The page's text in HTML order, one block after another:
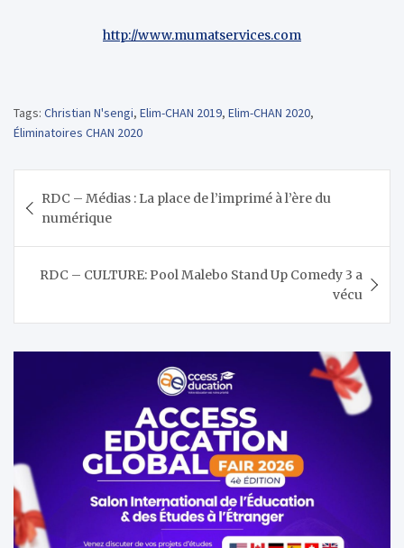
http://www.mumatservices.com
Tags: Christian N'sengi, Elim-CHAN 2019, Elim-CHAN 2020,
Éliminatoires CHAN 2020
de
l’article
RDC – Médias : La place de l’imprimé à l’ère du
numérique
RDC – CULTURE: Pool Malebo Stand Up Comedy 3 a
vécu